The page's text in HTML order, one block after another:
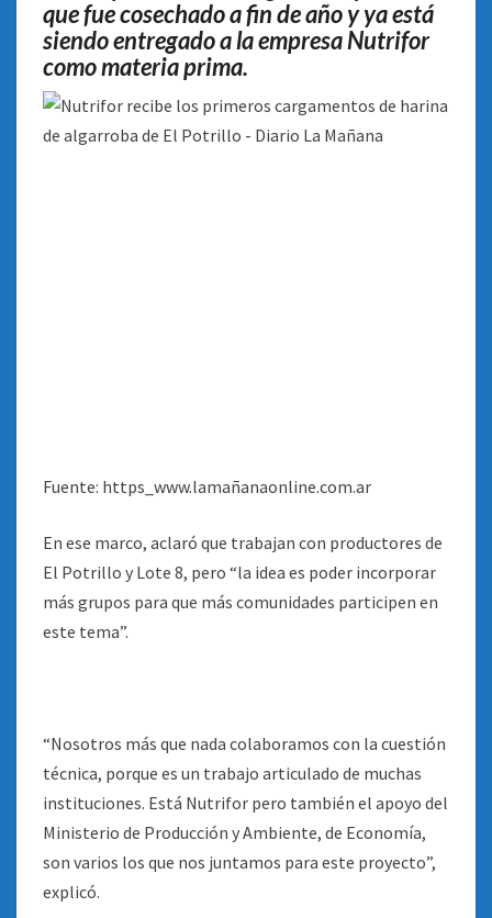
que fue cosechado a fin de año y ya está
siendo entregado a la empresa Nutrifor
como materia prima.
Fuente: https_www.lamañanaonline.com.ar
En ese marco, aclaró que trabajan con productores de
El Potrillo y Lote 8, pero “la idea es poder incorporar
más grupos para que más comunidades participen en
este tema”.
“Nosotros más que nada colaboramos con la cuestión
técnica, porque es un trabajo articulado de muchas
instituciones. Está Nutrifor pero también el apoyo del
Ministerio de Producción y Ambiente, de Economía,
son varios los que nos juntamos para este proyecto”,
explicó.